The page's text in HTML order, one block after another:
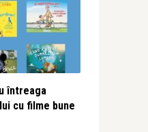
întreaga
cu filme bune